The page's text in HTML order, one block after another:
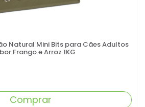
Natural Mini Bits para Cães Adultos
Frango e Arroz 1KG
Comprar